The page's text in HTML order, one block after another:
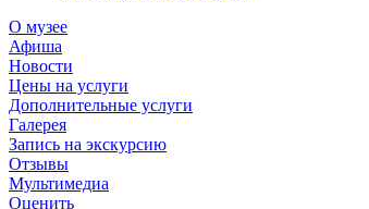
О музее
Афиша
Новости
Цены на услуги
Дополнительные услуги
Галерея
Запись на экскурсию
Отзывы
Мультимедиа
Оценить